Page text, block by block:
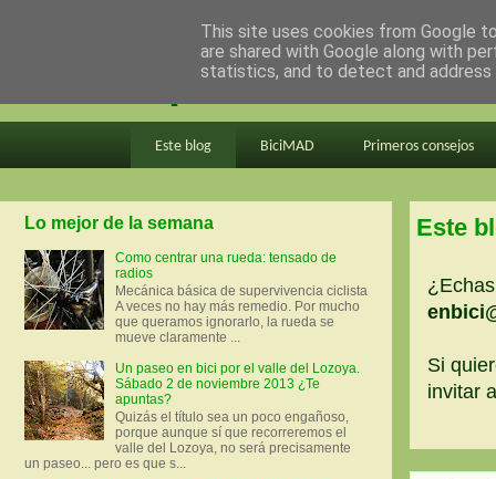
en bici por madrid
Este blog BiciMAD Primeros consejos
Este
Si
invitar
Lo mejor de la semana
Como centrar una rueda: tensado de
radios
Mecánica básica de supervivencia ciclista
A veces no hay más remedio. Por mucho
que queramos ignorarlo, la rueda se
mueve claramente ...
Un paseo en bici por el valle del Lozoya.
Sábado 2 de noviembre 2013 ¿Te
apuntas?
Quizás el título sea un poco engañoso,
porque aunque sí que recorreremos el
valle del Lozoya, no será precisamente
un paseo... pero es que s...
This site uses cookies from Google
are shared with Google along with
statistics, and to detect and address